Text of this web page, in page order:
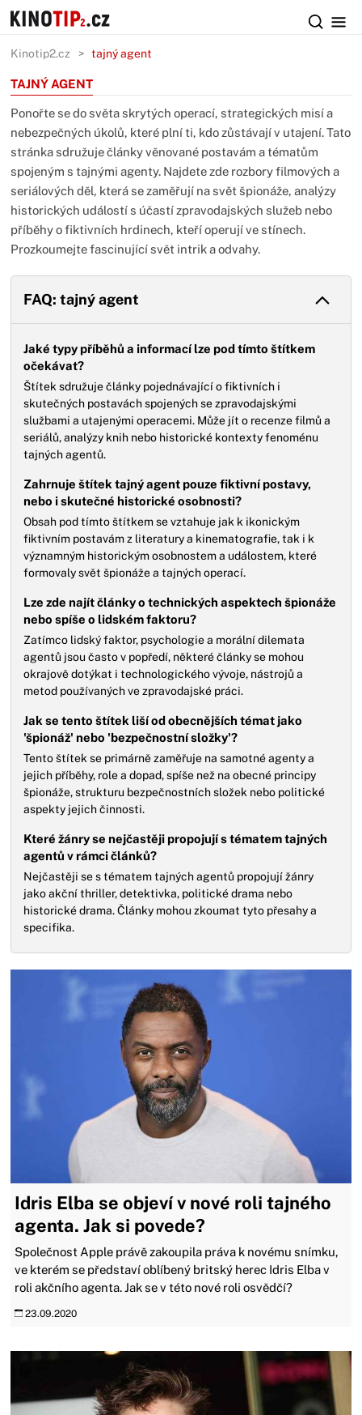
Kinotip2.cz tajný agent
TAJNÝ AGENT
Ponořte se do světa skrytých operací, strategických misí a
nebezpečných úkolů, které plní ti, kdo zůstávají v utajení. Tato
stránka sdružuje články věnované postavám a tématům
spojeným s tajnými agenty. Najdete zde rozbory filmových a
seriálových děl, která se zaměřují na svět špionáže, analýzy
historických událostí s účastí zpravodajských služeb nebo
příběhy o fiktivních hrdinech, kteří operují ve stínech.
Prozkoumejte fascinující svět intrik a odvahy.
FAQ: tajný agent
Jaké typy příběhů a informací lze pod tímto štítkem
očekávat?
Štítek sdružuje články pojednávající o fiktivních i
skutečných postavách spojených se zpravodajskými
službami a utajenými operacemi. Může jít o recenze filmů a
seriálů, analýzy knih nebo historické kontexty fenoménu
tajných agentů.
Zahrnuje štítek tajný agent pouze fiktivní postavy,
nebo i skutečné historické osobnosti?
Obsah pod tímto štítkem se vztahuje jak k ikonickým
fiktivním postavám z literatury a kinematografie, tak i k
významným historickým osobnostem a událostem, které
formovaly svět špionáže a tajných operací.
Lze zde najít články o technických aspektech špionáže
nebo spíše o lidském faktoru?
Zatímco lidský faktor, psychologie a morální dilemata
agentů jsou často v popředí, některé články se mohou
okrajově dotýkat i technologického vývoje, nástrojů a
metod používaných ve zpravodajské práci.
Jak se tento štítek liší od obecnějších témat jako
'špionáž' nebo 'bezpečnostní složky'?
Tento štítek se primárně zaměřuje na samotné agenty a
jejich příběhy, role a dopad, spíše než na obecné principy
špionáže, strukturu bezpečnostních složek nebo politické
aspekty jejich činnosti.
Které žánry se nejčastěji propojují s tématem tajných
agentů v rámci článků?
Nejčastěji se s tématem tajných agentů propojují žánry
jako akční thriller, detektivka, politické drama nebo
historické drama. Články mohou zkoumat tyto přesahy a
specifika.
Idris Elba se objeví v nové roli tajného
agenta. Jak si povede?
Společnost Apple právě zakoupila práva k novému snímku,
ve kterém se představí oblíbený britský herec Idris Elba v
roli akčního agenta. Jak se v této nové roli osvědčí?
23.09.2020